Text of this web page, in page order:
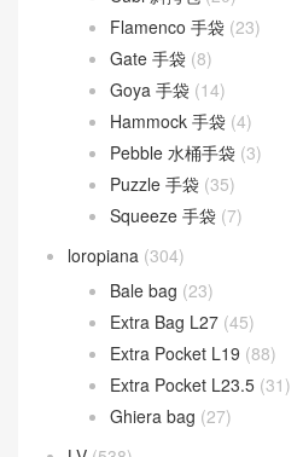
Fendigraphy (18)
Peekaboo (107)
Sunshine(10)
Goyard(523)
Gucci (270)
LOEWE(349)
Cubi 斜挎包(20)
Flamenco 手袋
Gate 手袋(8)
Goya 手袋 (14)
Hammock 手袋(4)
Pebble 水桶手袋(3)
Puzzle 手袋
(35)